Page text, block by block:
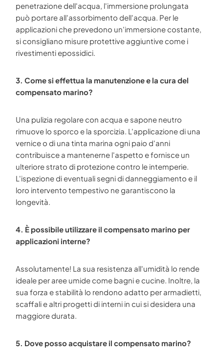
penetrazione dell'acqua, l'immersione prolungata
può portare all'assorbimento dell'acqua. Per le
applicazioni che prevedono un'immersione costante,
si consigliano misure protettive aggiuntive come i
rivestimenti epossidici.
3. Come si effettua la manutenzione e la cura del
compensato marino?
Una pulizia regolare con acqua e sapone neutro
rimuove lo sporco e la sporcizia. L'applicazione di una
vernice o di una tinta marina ogni paio d'anni
contribuisce a mantenerne l'aspetto e fornisce un
ulteriore strato di protezione contro le intemperie.
L'ispezione di eventuali segni di danneggiamento e il
loro intervento tempestivo ne garantiscono la
longevità.
4. È possibile utilizzare il compensato marino per
applicazioni interne?
Assolutamente! La sua resistenza all'umidità lo rende
ideale per aree umide come bagni e cucine. Inoltre, la
sua forza e stabilità lo rendono adatto per armadietti,
scaffali e altri progetti di interni in cui si desidera una
maggiore durata.
5. Dove posso acquistare il compensato marino?